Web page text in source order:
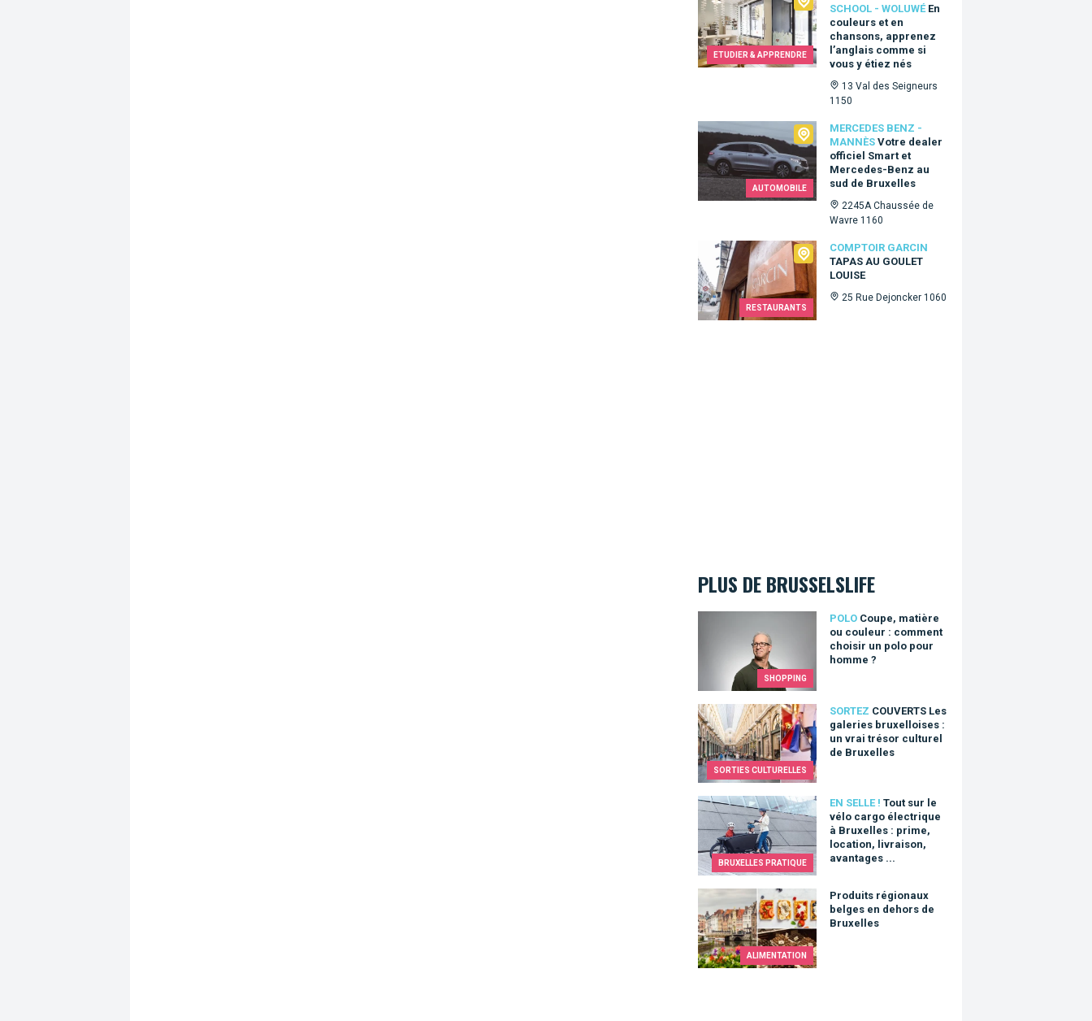
ETUDIER & APPRENDRE
SCHOOL - WOLUWÉ En
couleurs et en
chansons, apprenez
l’anglais comme si
vous y étiez nés
13 Val des Seigneurs
1150
AUTOMOBILE
MERCEDES BENZ -
MANNÈS Votre dealer
officiel Smart et
Mercedes-Benz au
sud de Bruxelles
2245A Chaussée de
Wavre 1160
Mercedes Benz - Mannès
RESTAURANTS
COMPTOIR GARCIN
TAPAS AU GOULET
LOUISE
25 Rue Dejoncker 1060
Comptoir Garcin
PLUS DE BRUSSELSLIFE
SHOPPING
POLO Coupe, matière
ou couleur : comment
choisir un polo pour
homme ?
Coupe, matière ou couleur : comment choisir un polo pour homme ?
SORTIES CULTURELLES
SORTEZ COUVERTS Les
galeries bruxelloises :
un vrai trésor culturel
de Bruxelles
COUVERTS Les galeries bruxelloises : un vrai trésor culturel de
BRUXELLES PRATIQUE
EN SELLE ! Tout sur le
vélo cargo électrique
à Bruxelles : prime,
location, livraison,
avantages ...
Tout sur le vélo cargo électrique à Bruxelles : prime, location,
ALIMENTATION
Produits régionaux
belges en dehors de
Bruxelles
Produits régionaux belges en dehors de Bruxelles